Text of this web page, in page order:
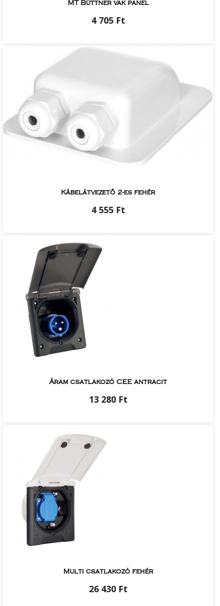
MT Büttner vak panel
4 705 Ft
Kábelátvezető 2-es fehér
4 555 Ft
Áram csatlakozó CEE antracit
13 280 Ft
Multi csatlakozó fehér
26 430 Ft